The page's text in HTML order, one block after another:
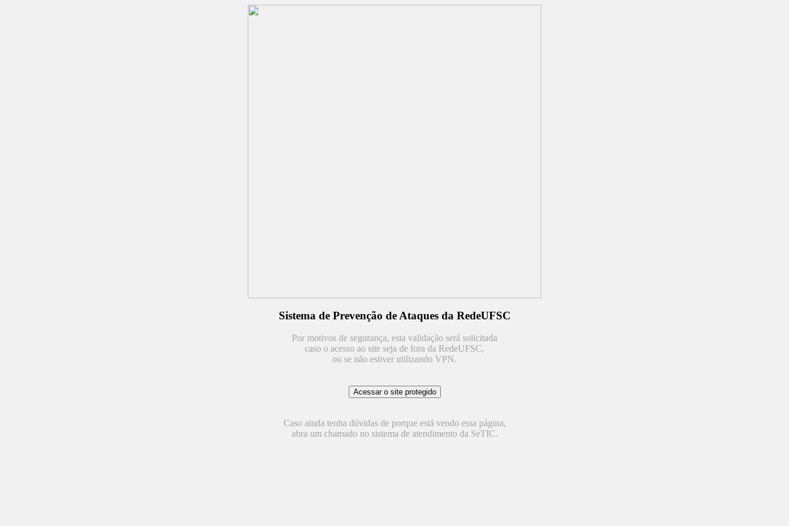
Sistema de Prevenção de Ataques da RedeUFSC
Por motivos de segurança, esta validação será solicitada
caso o acesso ao site seja de fora da RedeUFSC,
ou se não estiver utilizando VPN.
Caso ainda tenha dúvidas de porque está vendo essa página,
abra um chamado no sistema de atendimento da SeTIC.